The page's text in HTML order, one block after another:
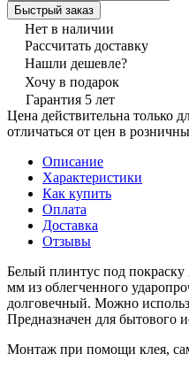
Быстрый заказ
Нет в наличии
Рассчитать доставку
Нашли дешевле?
Хочу в подарок
Гарантия 5 лет
Цена действительна только
отличаться от цен в
Описание
Характеристики
Как купить
Оплата
Доставка
Отзывы
Белый плинтус под
мм из облегченного
долговечный. Можно
Предназначен для бытового
Монтаж при помощи клея,